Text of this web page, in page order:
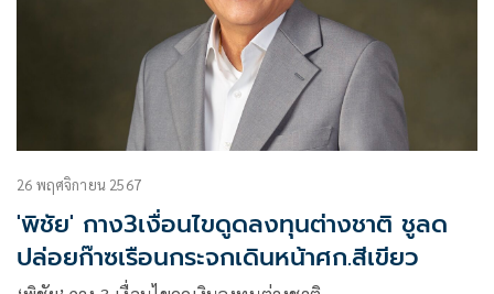
26 พฤศจิกายน 2567
'พิชัย' กาง3เงื่อนไขดูดลงทุนต่างชาติ ชูลด
ปล่อยก๊าซเรือนกระจกเดินหน้าศก.สีเขียว